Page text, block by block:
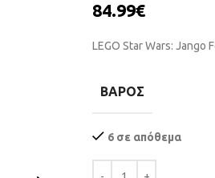
84.99€
LEGO Star Wars: Jango
ΒΆΡΟΣ
6 σε απόθεμα